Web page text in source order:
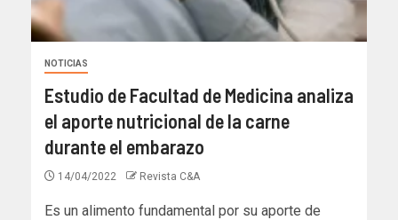
NOTICIAS
Estudio de Facultad de Medicina analiza
el aporte nutricional de la carne
durante el embarazo
14/04/2022 Revista C&A
Es un alimento fundamental por su aporte de